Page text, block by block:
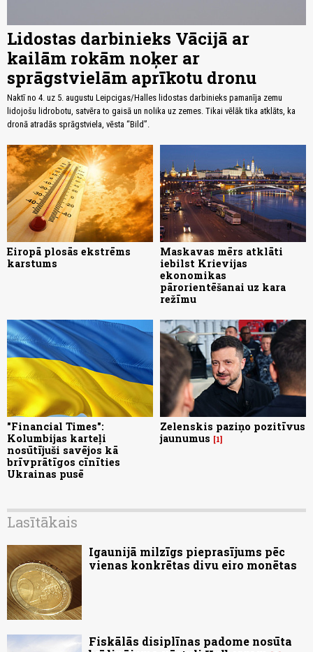
Lidostas darbinieks Vācijā ar
kailām rokām noķer ar
sprāgstvielām aprīkotu dronu
Naktī no 4. uz 5. augustu Leipcigas/Halles lidostas darbinieks pamanīja zemu
lidojošu lidrobotu, satvēra to gaisā un nolika uz zemes. Tikai vēlāk tika atklāts, ka
dronā atradās sprāgstviela, vēsta “Bild”.
Eiropā plosās ekstrēms
karstums
Maskavas mērs atklāti
iebilst Krievijas
ekonomikas
pārorientēšanai uz kara
režīmu
"Financial Times":
Kolumbijas karteļi
nosūtījuši savējos kā
brīvprātīgos cīnīties
Ukrainas pusē
Zelenskis paziņo pozitīvus
jaunumus
1
Lasītākais
Igaunijā milzīgs pieprasījums pēc
vienas konkrētas divu eiro monētas
Fiskālās disiplīnas padome nosūta